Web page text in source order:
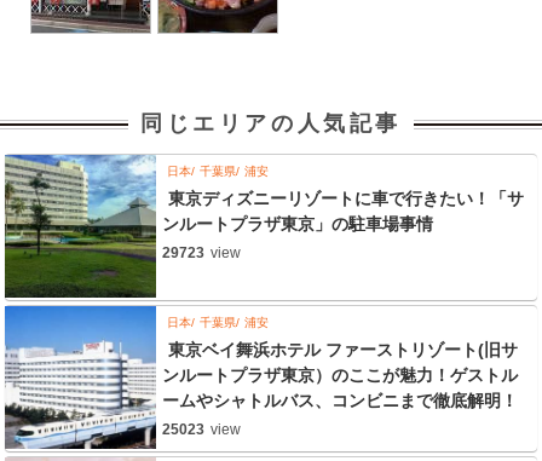
同じエリアの人気記事
日本 千葉県 浦安
東京ディズニーリゾートに車で行きたい！「サ
ンルートプラザ東京」の駐車場事情
29723 view
日本 千葉県 浦安
東京ベイ舞浜ホテル ファーストリゾート(旧サ
ンルートプラザ東京）のここが魅力！ゲストル
ームやシャトルバス、コンビニまで徹底解明！
25023 view